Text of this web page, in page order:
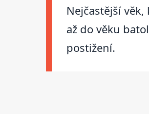
Nejčastější
až do věku
postižení.